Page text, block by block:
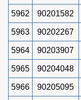
5962 90201582
5963 90202267
5964 90203907
5965 90204048
5966 90205095